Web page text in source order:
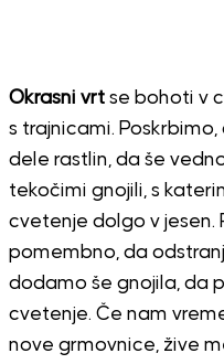
Okrasni vrtse bohoti v
s trajnicami.
dele rastlin, da še
tekočimi gnojili, s
cvetenje dolgo v jesen.
pomembno, da
dodamo še gnojila, da
cvetenje. Če nam
nove grmovnice, žive